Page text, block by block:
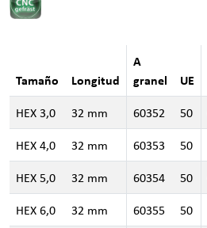
Tamaño Longitud
A
granel
UE
HEX 3,0
32 mm 60352 50
HEX 4,0
32 mm 60353 50
HEX 5,0
32 mm 60354 50
HEX 6,0
32 mm 60355 50